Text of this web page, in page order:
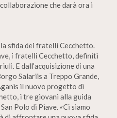
che darà ora i
sfida dei fratelli Cecchetto.
i fratelli Cecchetto, definiti
E dall’acquisizione di una
Salariis a Treppo Grande,
il nuovo progetto di
i tre giovani alla guida
Polo di Piave. «Ci siamo